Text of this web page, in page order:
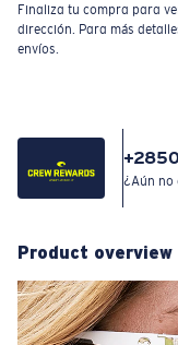
Finaliza tu compra para
dirección. Para más
envíos.
+
¿Aún no
Product overview